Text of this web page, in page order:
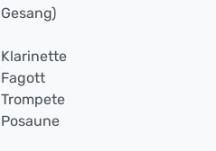
Gesang)
Klarinette
Fagott
Trompete
Posaune